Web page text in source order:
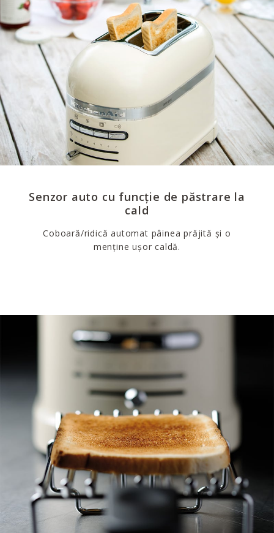
Senzor auto cu funcție de păstrare la
cald
Coboară/ridică automat pâinea prăjită și o
menține ușor caldă.